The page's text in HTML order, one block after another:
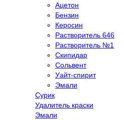
Ацетон
Бензин
Керосин
Растворитель 646
Растворитель №1
Скипидар
Сольвент
Уайт-спирит
Эмали
Сурик
Удалитель краски
Эмали